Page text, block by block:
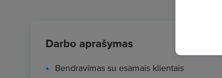
Darbo aprašymas
Bendravimas su esamais klientais